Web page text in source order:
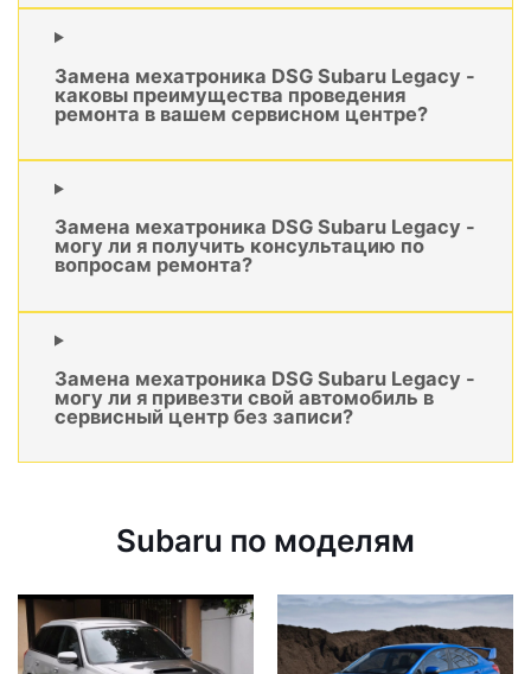
Замена мехатроника DSG Subaru Legacy -
каковы преимущества проведения
ремонта в вашем сервисном центре?
Замена мехатроника DSG Subaru Legacy -
могу ли я получить консультацию по
вопросам ремонта?
Замена мехатроника DSG Subaru Legacy -
могу ли я привезти свой автомобиль в
сервисный центр без записи?
Subaru по моделям